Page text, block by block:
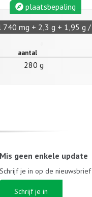
plaatsbepaling
mg + 2,3 g + 1,95 g /
aantal
280 g
Mis geen enkele update
Schrijf je in op de nieuwsbrief
Schrijf je in